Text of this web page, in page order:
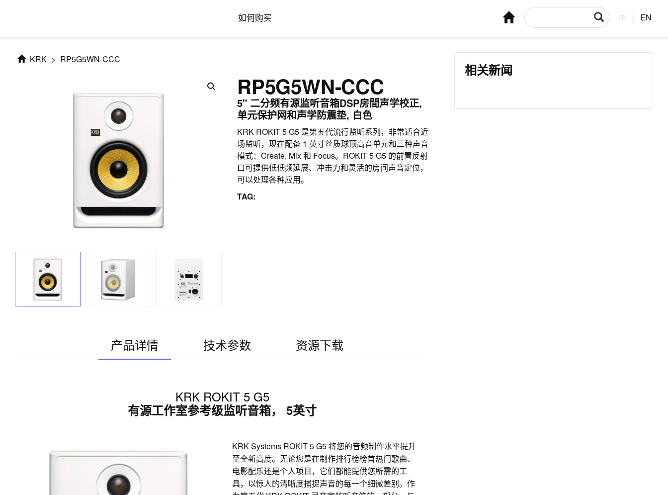
如何购买 中 EN
KRK > RP5G5WN-CCC
RP5G5WN-CCC
5" 二分频有源监听音箱DSP房間声学校正,
单元保护网和声学防震垫, 白色
KRK ROKIT 5 G5 是第五代流行监听系列，非常适合近
场监听，现在配备 1 英寸丝质球顶高音单元和三种声音
模式：Create, Mix 和 Focus。ROKIT 5 G5 的前置反射
口可提供低低频延展、冲击力和灵活的房间声音定位，
可以处理各种应用。
TAG:
产品详情 技术参数 资源下载
KRK ROKIT 5 G5
有源工作室参考级监听音箱， 5英寸
KRK Systems ROKIT 5 G5 将您的音频制作水平提升
至全新高度。无论您是在制作排行榜榜首热门歌曲、
电影配乐还是个人项目，它们都能提供您所需的工
具，以惊人的清晰度捕捉声音的每一个细微差别。作
相关新闻